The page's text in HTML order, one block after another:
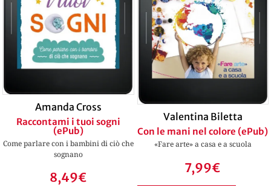
Amanda Cross
Raccontami i tuoi sogni
(ePub)
Come parlare con i bambini di ciò che
sognano
8,49€
Valentina Biletta
Con le mani nel colore (ePub)
«Fare arte» a casa e a scuola
7,99€